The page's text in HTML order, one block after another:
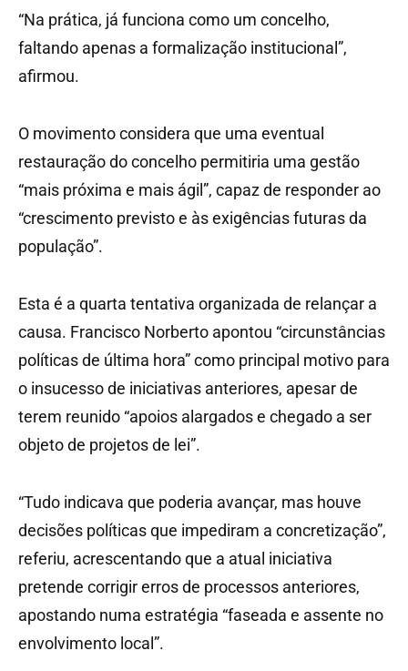
“Na prática, já funciona como um concelho,
faltando apenas a formalização institucional”,
afirmou.
O movimento considera que uma eventual
restauração do concelho permitiria uma gestão
“mais próxima e mais ágil”, capaz de responder ao
“crescimento previsto e às exigências futuras da
população”.
Esta é a quarta tentativa organizada de relançar a
causa. Francisco Norberto apontou “circunstâncias
políticas de última hora” como principal motivo para
o insucesso de iniciativas anteriores, apesar de
terem reunido “apoios alargados e chegado a ser
objeto de projetos de lei”.
“Tudo indicava que poderia avançar, mas houve
decisões políticas que impediram a concretização”,
referiu, acrescentando que a atual iniciativa
pretende corrigir erros de processos anteriores,
apostando numa estratégia “faseada e assente no
envolvimento local”.